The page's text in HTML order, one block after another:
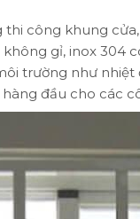
công khung
gỉ, inox 304
trường như nhiệt
đầu cho các